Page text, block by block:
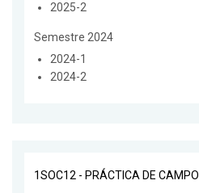
2025-2
Semestre 2024
2024-1
2024-2
1SOC12 - PRÁCTICA DE CAMPO